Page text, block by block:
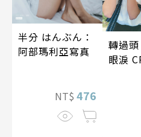
半分 はんぶん：
阿部瑪利亞寫真
NT$ 476
轉過
眼淚